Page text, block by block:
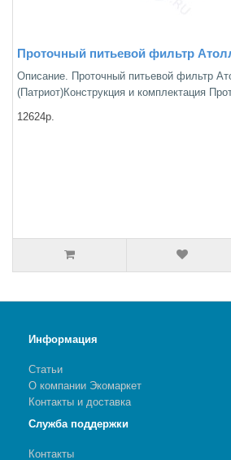
Проточный питьевой фильтр
Описание. Проточный питьевой фильтр
(Патриот)Конструкция и комплектация
12624р.
Информация
Статьи
О компании Экомаркет
Контакты и доставка
Служба поддержки
Контакты